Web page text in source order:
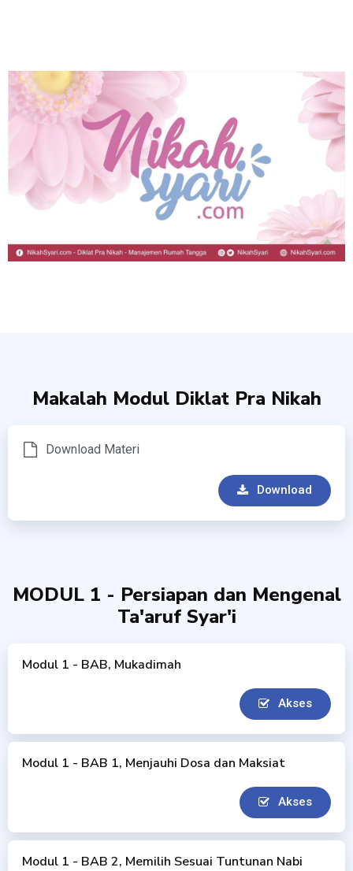
Makalah Modul Diklat Pra Nikah
Download Materi
Download
MODUL 1 - Persiapan dan Mengenal
Ta'aruf Syar'i
Modul 1 - BAB, Mukadimah
Akses
Modul 1 - BAB 1, Menjauhi Dosa dan Maksiat
Akses
Modul 1 - BAB 2, Memilih Sesuai Tuntunan Nabi